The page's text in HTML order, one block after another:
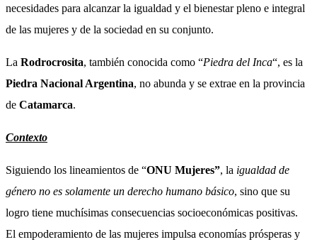
necesidades para alcanzar la igualdad y el bienestar pleno e integral
de las mujeres y de la sociedad en su conjunto.
La Rodrocrosita, también conocida como “Piedra del Inca“, es la
Piedra Nacional Argentina, no abunda y se extrae en la provincia
de Catamarca.
Contexto
Siguiendo los lineamientos de “ONU Mujeres”, la igualdad de
género no es solamente un derecho humano básico, sino que su
logro tiene muchísimas consecuencias socioeconómicas positivas.
El empoderamiento de las mujeres impulsa economías prósperas y